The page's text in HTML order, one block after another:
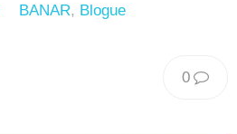
BANAR, Blogue
0